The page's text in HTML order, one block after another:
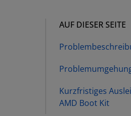
AUF DIESER SEITE
Kurzfristiges
AMD Boot Kit